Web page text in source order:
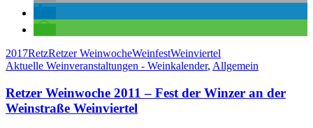
2017RetzRetzer WeinwocheWeinfestWeinviertel
Aktuelle Weinveranstaltungen - Weinkalender, Allgemein
Retzer Weinwoche 2011 – Fest der Winzer an der
Weinstraße Weinviertel